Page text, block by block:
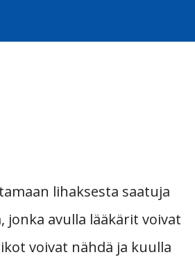
lihaksesta saatuja
jonka avulla lääkärit voivat
voivat nähdä ja kuulla